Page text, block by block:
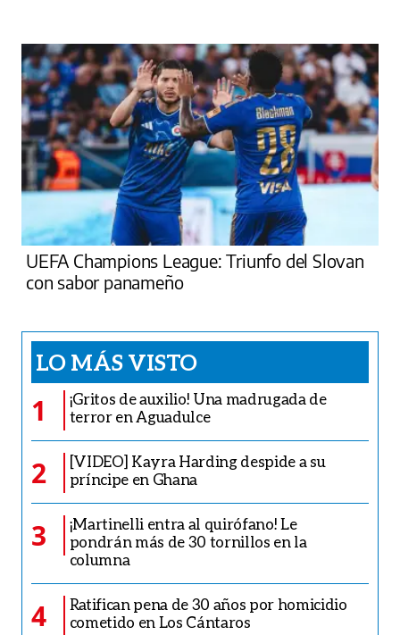
UEFA Champions League: Triunfo del Slovan
con sabor panameño
LO MÁS VISTO
1
¡Gritos de auxilio! Una madrugada de
terror en Aguadulce
2
[VIDEO] Kayra Harding despide a su
príncipe en Ghana
3
¡Martinelli entra al quirófano! Le
pondrán más de 30 tornillos en la
columna
4
Ratifican pena de 30 años por homicidio
cometido en Los Cántaros